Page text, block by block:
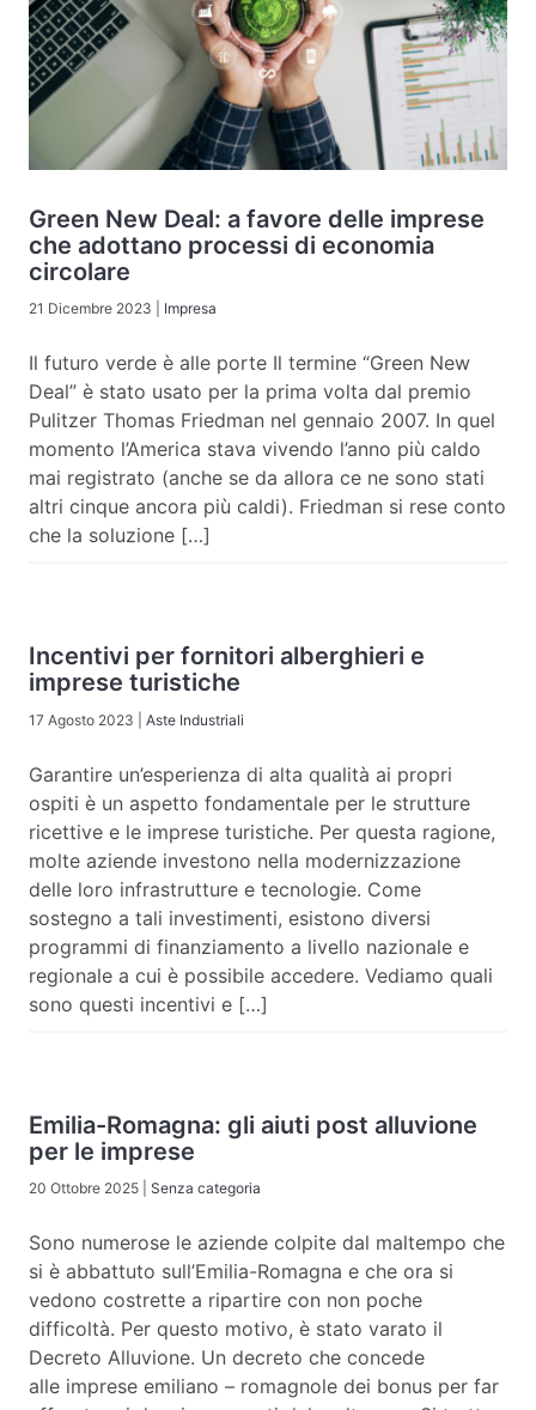
Green New Deal: a favore delle imprese
che adottano processi di economia
circolare
21 Dicembre 2023 Impresa
Il futuro verde è alle porte Il termine “Green New
Deal” è stato usato per la prima volta dal premio
Pulitzer Thomas Friedman nel gennaio 2007. In quel
momento l’America stava vivendo l’anno più caldo
mai registrato (anche se da allora ce ne sono stati
altri cinque ancora più caldi). Friedman si rese conto
che la soluzione […]
Incentivi per fornitori alberghieri e
imprese turistiche
17 Agosto 2023 Aste Industriali
Garantire un’esperienza di alta qualità ai propri
ospiti è un aspetto fondamentale per le strutture
ricettive e le imprese turistiche. Per questa ragione,
molte aziende investono nella modernizzazione
delle loro infrastrutture e tecnologie. Come
sostegno a tali investimenti, esistono diversi
programmi di finanziamento a livello nazionale e
regionale a cui è possibile accedere. Vediamo quali
sono questi incentivi e […]
Emilia-Romagna: gli aiuti post alluvione
per le imprese
20 Ottobre 2025 Senza categoria
Sono numerose le aziende colpite dal maltempo che
si è abbattuto sull’Emilia-Romagna e che ora si
vedono costrette a ripartire con non poche
difficoltà. Per questo motivo, è stato varato il
Decreto Alluvione. Un decreto che concede
alle imprese emiliano – romagnole dei bonus per far